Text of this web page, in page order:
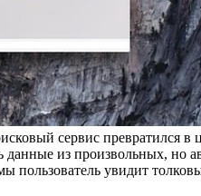
сервис превратился
данные из произвольных,
пользователь увидит